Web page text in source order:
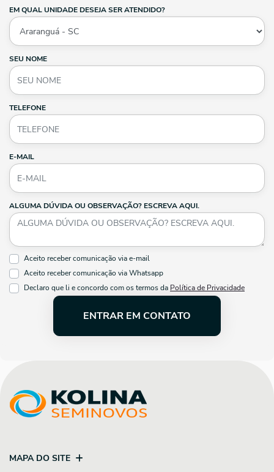
EM QUAL UNIDADE DESEJA SER ATENDIDO?
SEU NOME
TELEFONE
E-MAIL
ALGUMA DÚVIDA OU OBSERVAÇÃO? ESCREVA AQUI.
Aceito receber comunicação via e-mail
Aceito receber comunicação via Whatsapp
Declaro que li e concordo com os termos da Política de Privacidade
ENTRAR EM CONTATO
MAPA DO SITE